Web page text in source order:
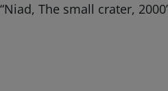
“Niad, The small crater,